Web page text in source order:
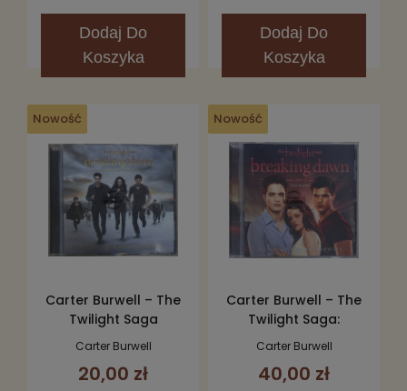
Dodaj Do
Koszyka
Dodaj Do
Koszyka
Nowość
Carter Burwell – The
Twilight Saga
Breaking Dawn, Part 2
Picture Score) CD
Carter Burwell
20,00 zł
Nowość
Carter Burwell – The
Twilight Saga:
Breaking Dawn - Part
Carter Burwell
40,00 zł